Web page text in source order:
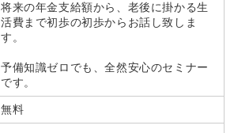
将来の年金支給額から、老後に掛かる生
活費まで初歩の初歩からお話し致しま
す。
予備知識ゼロでも、全然安心のセミナー
です。
無料